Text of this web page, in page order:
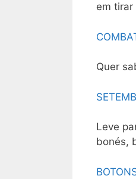
em tirar
Quer
Leve
bonés,